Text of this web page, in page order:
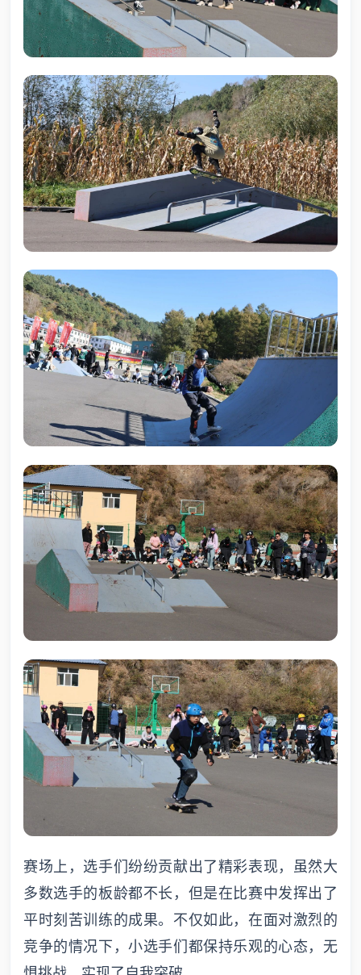
赛场上，选手们纷纷贡献出了精彩表现，虽然大
多数选手的板龄都不长，但是在比赛中发挥出了
平时刻苦训练的成果。不仅如此，在面对激烈的
竞争的情况下，小选手们都保持乐观的心态，无